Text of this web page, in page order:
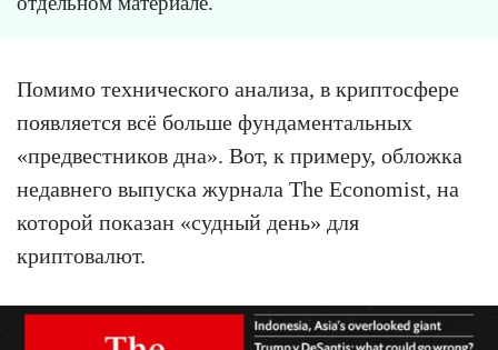
Помимо технического анализа, в криптосфере
появляется всё больше фундаментальных
«предвестников дна». Вот, к примеру, обложка
недавнего выпуска журнала The Economist, на
которой показан «судный день» для
криптовалют.